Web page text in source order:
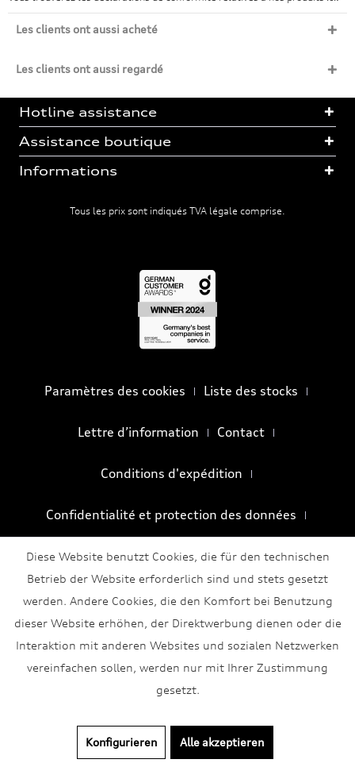
Les clients ont aussi acheté
Les clients ont aussi regardé
Hotline assistance
Assistance boutique
Informations
Tous les prix sont indiqués TVA légale comprise.
Paramètres des cookies Liste des stocks
Lettre d’information Contact
Conditions d'expédition
Confidentialité et protection des données
Conditions générales Mentions légales
Diese Website benutzt Cookies, die für den technischen
Betrieb der Website erforderlich sind und stets gesetzt
werden. Andere Cookies, die den Komfort bei Benutzung
dieser Website erhöhen, der Direktwerbung dienen oder die
Interaktion mit anderen Websites und sozialen Netzwerken
vereinfachen sollen, werden nur mit Ihrer Zustimmung
gesetzt.
Konfigurieren Alle akzeptieren